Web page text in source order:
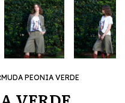
PEONIA VERDE